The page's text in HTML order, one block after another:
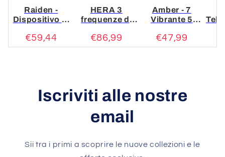
Raiden -
Dispositivo di
per pompini a
doppia testa 7
€59,44
HERA 3
frequenze di
frequenze di
vibrazione
€86,99
Amber - 7
Vibrante 5
Pompini
Masturbatore
€47,99
Iscriviti alle nostre
email
Sii tra i primi a scoprire le nuove collezioni e le